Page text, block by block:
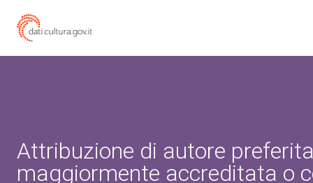
Attribuzione di autore
maggiormente accreditata o